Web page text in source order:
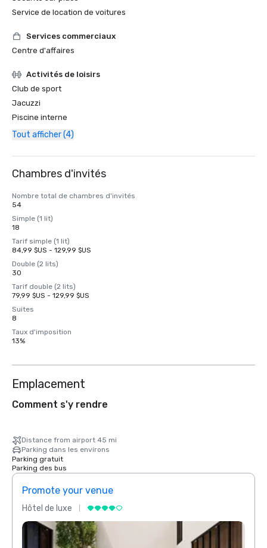
Service de location de voitures
Services commerciaux
Centre d'affaires
Activités de loisirs
Club de sport
Jacuzzi
Piscine interne
Tout afficher (4)
Chambres d'invités
Nombre total de chambres d'invités
54
Simple (1 lit)
18
Tarif simple (1 lit)
84,99 $US - 129,99 $US
Double (2 lits)
30
Tarif double (2 lits)
79,99 $US - 129,99 $US
Suites
8
Taux d'imposition
13%
Emplacement
Comment s'y rendre
Distance from airport 45 mi
Parking dans les environs
Parking gratuit
Parking des bus
Promote your venue
Hôtel de luxe